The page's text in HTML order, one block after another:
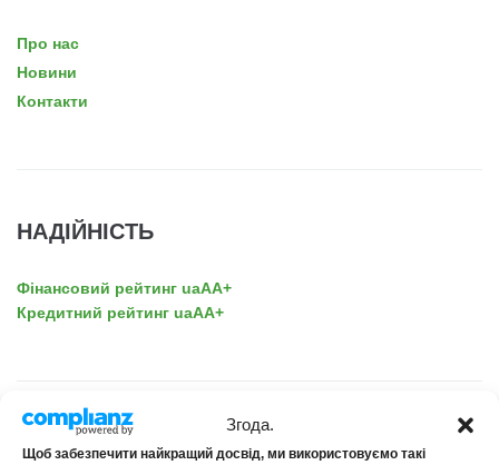
Згода.
Щоб забезпечити найкращий досвід, ми використовуємо такі
Про нас
Новини
Контакти
НАДІЙНІСТЬ
Фінансовий рейтинг uaAA+
Кредитний рейтинг uaAA+
АСИСТАНС